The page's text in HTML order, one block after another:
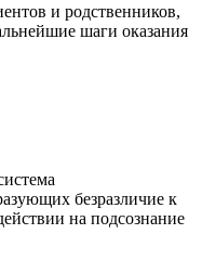
и родственников,
шаги оказания
безразличие к
на подсознание